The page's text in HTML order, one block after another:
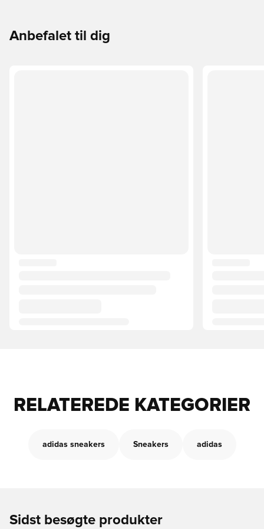
Anbefalet til dig
RELATEREDE KATEGORIER
adidas sneakers Sneakers adidas
Sidst besøgte produkter